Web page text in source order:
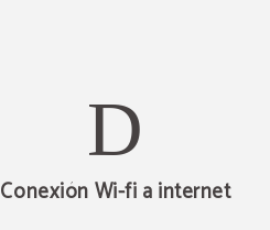
Conexión Wi-fi a internet